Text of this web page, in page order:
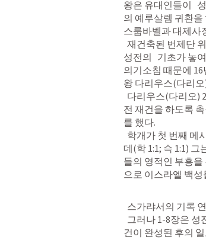
왕은 유대인들이
의 예루살렘 귀환
스룹바벨과 대제사
성전의   기초가 놓
의기소침 때문에
왕 다리우스(다리
전 재건을 하도록
를 했다.
데(학 1:1; 슥 1:1) 그
들의 영적인 부흥
으로 이스라엘 백성
건이 완성된 후의